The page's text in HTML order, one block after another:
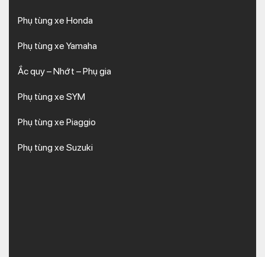
Phụ tùng xe Honda
Phụ tùng xe Yamaha
Ắc quy – Nhớt – Phụ gia
Phụ tùng xe SYM
Phụ tùng xe Piaggio
Phụ tùng xe Suzuki